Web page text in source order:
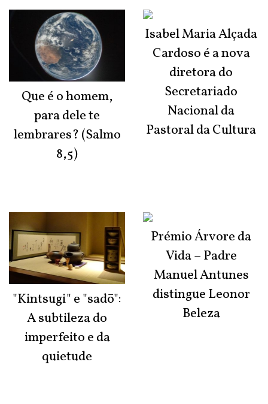
Que é o homem,
para dele te
lembrares? (Salmo
8,5)
"Kintsugi" e "sadō":
A subtileza do
imperfeito e da
quietude
Isabel Maria Alçada
Cardoso é a nova
diretora do
Secretariado
Nacional da
Pastoral da Cultura
Prémio Árvore da
Vida – Padre
Manuel Antunes
distingue Leonor
Beleza